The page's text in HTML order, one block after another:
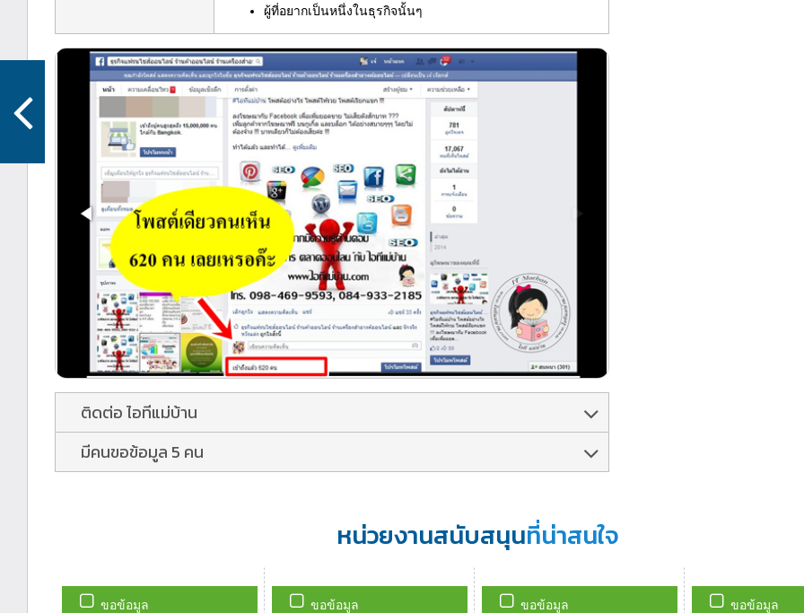
ผู้ที่อยากเป็นหนึ่งในธุรกิจนั้นๆ
ติดต่อ ไอทีแม่บ้าน
มีคนขอข้อมูล 5 คน
หน่วยงานสนับสนุนที่น่าสนใจ
ขอข้อมูล ขอข้อมูล ขอข้อมูล ขอข้อมูล